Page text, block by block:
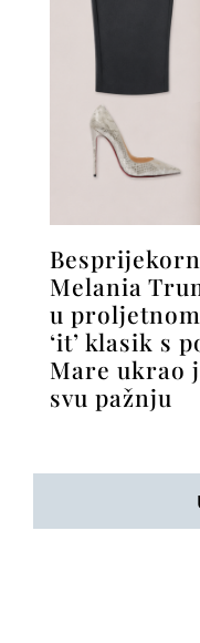
Melania
u
‘it’ klasik s
Mare ukrao
svu pažnju